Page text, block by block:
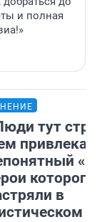
и полная
тут
которого
в